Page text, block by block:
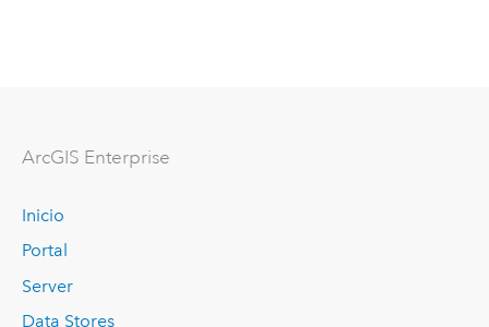
ArcGIS Enterprise
Inicio
Portal
Server
Data Stores